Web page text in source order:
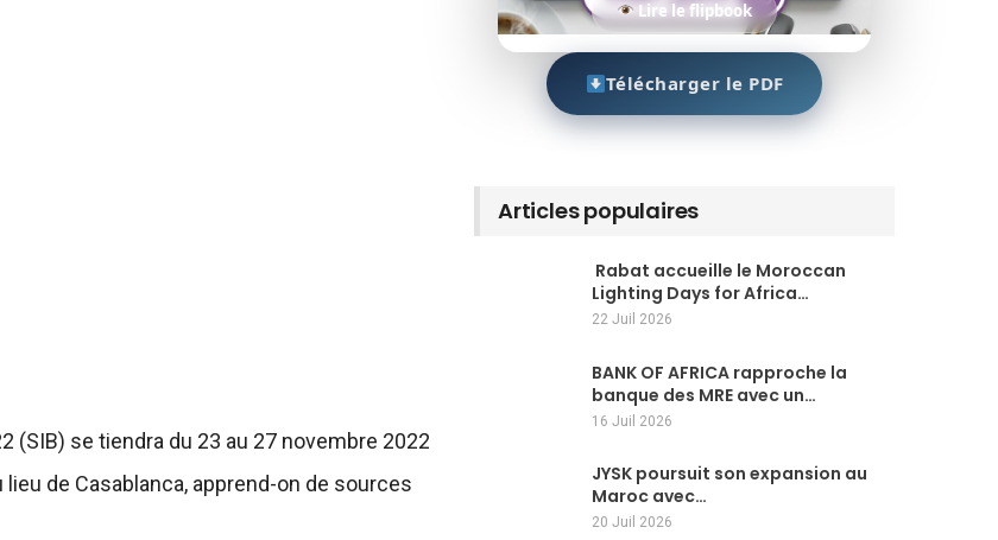
(SIB) se tiendra du 23 au 27 novembre 2022
de Casablanca, apprend-on de sources
Lire le flipbook
Télécharger le PDF
Articles populaires
Rabat accueille le Moroccan
Lighting Days for Africa…
22 Juil 2026
BANK OF AFRICA rapproche la
banque des MRE avec un…
16 Juil 2026
JYSK poursuit son expansion au
Maroc avec…
20 Juil 2026